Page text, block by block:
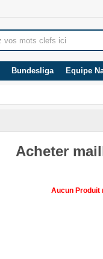
Bundesliga Equipe
Acheter
Aucun Produit